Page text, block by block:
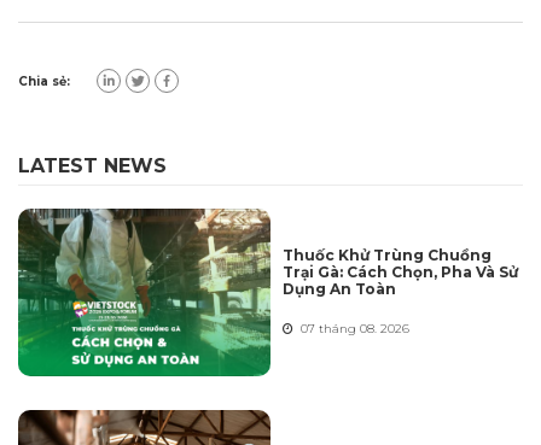
Chia sẻ:
LATEST NEWS
Thuốc Khử Trùng Chuồng
Trại Gà: Cách Chọn, Pha Và Sử
Dụng An Toàn
07 tháng 08. 2026